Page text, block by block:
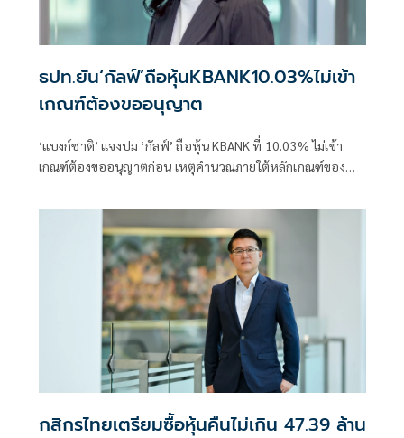
ธปท.ยัน‘กัลฟ์’ถือหุ้นKBANK10.03%ไม่เข้า
เกณฑ์ต้องขออนุญาต
‘แบงก์ชาติ’ แจงปม ‘กัลฟ์’ ถือหุ้น KBANK ที่ 10.03% ไม่เข้า
เกณฑ์ต้องขออนุญาตก่อน เหตุคำนวณภายใต้หลักเกณฑ์ของ
กสิกรไทยเตรียมซื้อหุ้นคืนไม่เกิน 47.39 ล้าน